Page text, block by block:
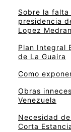
Sobre la
presidencia
Lopez
Plan Integral
de La Guaira
Como
Obras
Venezuela
Necesidad
Corta